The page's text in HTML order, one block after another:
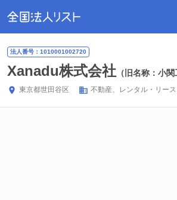
法人番号：1010001002720
Xanadu株式会社 （旧名称：小
東京都世田谷区 不動産、レンタル・リース